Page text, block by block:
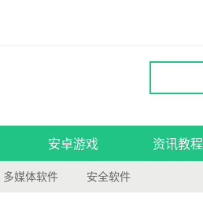
安卓游戏 资讯教程
多媒体软件 安全软件